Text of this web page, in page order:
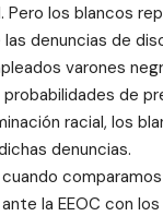
Pero los blancos
denuncias de
varones
de
racial, los
denuncias.
la EEOC con